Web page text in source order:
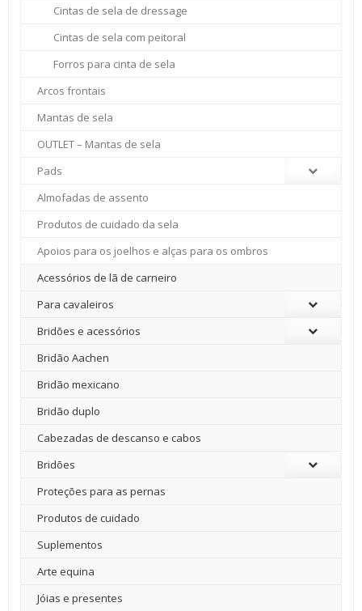
Cintas de sela de dressage
Cintas de sela com peitoral
Forros para cinta de sela
Arcos frontais
Mantas de sela
OUTLET – Mantas de sela
Pads
Almofadas de assento
Produtos de cuidado da sela
Apoios para os joelhos e alças para os ombros
Acessórios de lã de carneiro
Para cavaleiros
Bridões e acessórios
Bridão Aachen
Bridão mexicano
Bridão duplo
Cabezadas de descanso e cabos
Bridões
Proteções para as pernas
Produtos de cuidado
Suplementos
Arte equina
Jóias e presentes